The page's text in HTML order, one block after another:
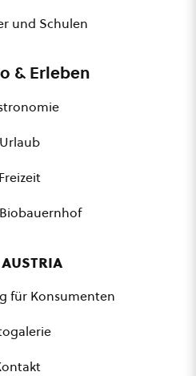
und Schulen
& Erleben
für Konsumenten